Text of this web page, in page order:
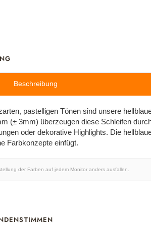
Beschreibung
pastelligen Tönen sind unsere
(± 3mm) überzeugen diese Schleifen
oder dekorative Highlights. Die
Farbkonzepte einfügt.
der Farben auf jedem Monitor anders ausfallen.